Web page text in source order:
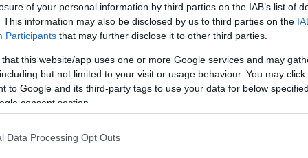
of your personal information by third parties on the IAB’s list of
This information may also be disclosed by us to third parties on the
Participants that may further disclose it to other third parties.
that this website/app uses one or more Google services and may
but not limited to your visit or usage behaviour. You may
to Google and its third-party tags to use your data for below
consent section.
Data Processing Opt Outs
φιλοξενήθηκε ο δικηγόρος τουΜπάμπη
, μίλησε με τηΣίσσυ Χρηστίδου για τις
του.
τηςΚαρολάιν Κράουτςμεταφέρθηκε στις
για να εξεταστεί στο μάθημα της
εξετάσεων.